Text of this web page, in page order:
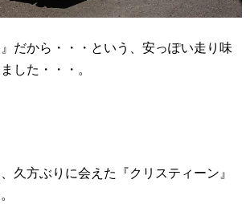
』だから・・・という、安っぽい走り味
した・・・。
久方ぶりに会えた『クリスティーン』